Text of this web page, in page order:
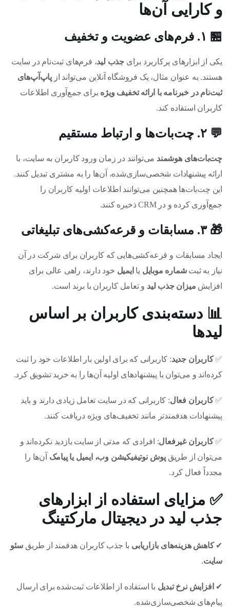
و کارایی آن‌ها
🏪 ۱. فرم‌های عضویت و تخفیف
یکی از ابزارهای پرکاربرد برای جذب لید، فرم‌های ثبت‌نام در سایت
هستند. به عنوان مثال، یک فروشگاه آنلاین می‌تواند از پاپ‌آپ‌های
ثبت‌نام در خبرنامه با ارائه تخفیف ویژه برای جمع‌آوری اطلاعات
کاربران استفاده کند.
💬 ۲. چت‌بات‌ها و ارتباط مستقیم
چت‌بات‌های هوشمند می‌توانند در زمان ورود کاربران به سایت، با
ارائه پیشنهادات شخصی‌سازی‌شده، آن‌ها را به مشتری تبدیل کنند.
این چت‌بات‌ها همچنین می‌توانند اطلاعات اولیه کاربران را
جمع‌آوری کرده و در CRM ذخیره کنند.
🎁 ۳. مسابقات و قرعه‌کشی‌های تبلیغاتی
ایجاد مسابقات و قرعه‌کشی‌هایی که کاربران برای شرکت در آن
نیاز به ثبتشماره موبایل یا ایمیل خود دارند، راهی عالی برای
افزایش میزان جذب لید و تعامل کاربران با برند است.
📊 دسته‌بندی کاربران بر اساس
لیدها
✅کاربران جدید: کاربرانی که برای اولین بار اطلاعات خود را ثبت
کرده‌اند و می‌توان با پیشنهادهای اولیه آن‌ها را به خرید تشویق کرد.
✅کاربران فعال: کاربرانی که در سایت تعامل زیادی دارند و باید
پیشنهادات هدفمندتر مانند تخفیف‌های ویژه دریافت کنند.
✅کاربران غیرفعال: افرادی که مدتی از سایت بازدید نکرده‌اند و
می‌توان از طریق پوش نوتیفیکیشن وب، ایمیل یا پیامک آن‌ها را
مجدداً فعال کرد.
✅ مزایای استفاده از ابزارهای
جذب لید در دیجیتال مارکتینگ
✔کاهش هزینه‌های بازاریابی با جذب کاربران هدفمند از طریق سئو
سایت.
✔ افزایش نرخ تبدیل با استفاده از اطلاعات ثبت‌شده برای ارسال
پیام‌های شخصی‌سازی‌شده.